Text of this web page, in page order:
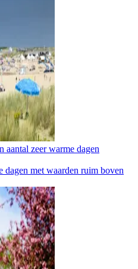
aantal zeer warme dagen
dagen met waarden ruim boven